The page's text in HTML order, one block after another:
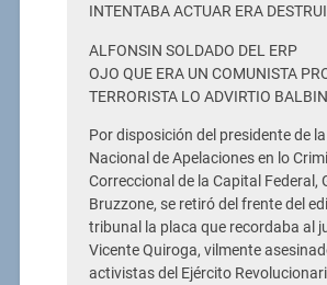
INTENTABA ACTUAR ERA
ALFONSIN SOLDADO DEL ERP
OJO QUE ERA UN COMUNISTA
TERRORISTA LO ADVIRTIO BALBIN
Por disposición del presidente de
Nacional de Apelaciones en lo
Correccional de la Capital Federal,
Bruzzone, se retiró del frente del
tribunal la placa que recordaba al
Vicente Quiroga, vilmente
activistas del Ejército